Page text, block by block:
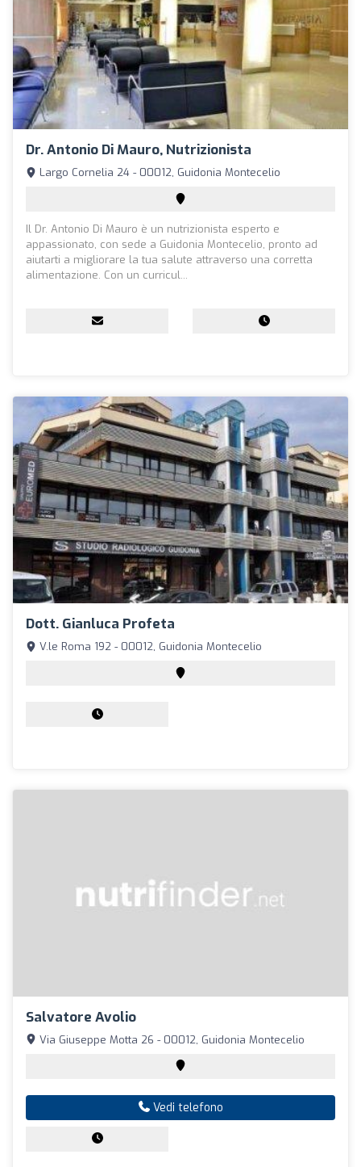
Dr. Antonio Di Mauro, Nutrizionista
Largo Cornelia 24 - 00012, Guidonia Montecelio
Il Dr. Antonio Di Mauro è un nutrizionista esperto e
appassionato, con sede a Guidonia Montecelio, pronto ad
aiutarti a migliorare la tua salute attraverso una corretta
alimentazione. Con un curricul...
Dott. Gianluca Profeta
V.le Roma 192 - 00012, Guidonia Montecelio
Salvatore Avolio
Via Giuseppe Motta 26 - 00012, Guidonia Montecelio
Vedi telefono